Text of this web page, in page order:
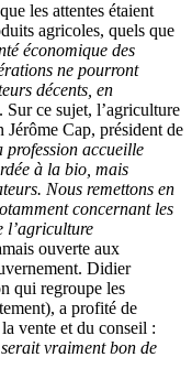
les attentes étaient
agricoles, quels que
économique des
ne pourront
décents, en
. Sur ce sujet, l’agriculture
Cap, président de
profession accueille
à la bio, mais
Nous remettons en
concernant les
l’agriculture
ouverte aux
Didier
qui regroupe les
a profité de
vente et du conseil :
vraiment bon de